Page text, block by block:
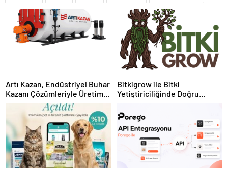
Artı Kazan, Endüstriyel Buhar
Kazanı Çözümleriyle Üretim
Tesislerine Verimli Sistemler
Sunuyor
Bitkigrow ile Bitki
Yetiştiriciliğinde Doğru